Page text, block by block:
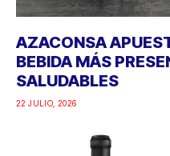
AZACONSA
BEBIDA MÁS
SALUDABLES
22 JULIO, 2026